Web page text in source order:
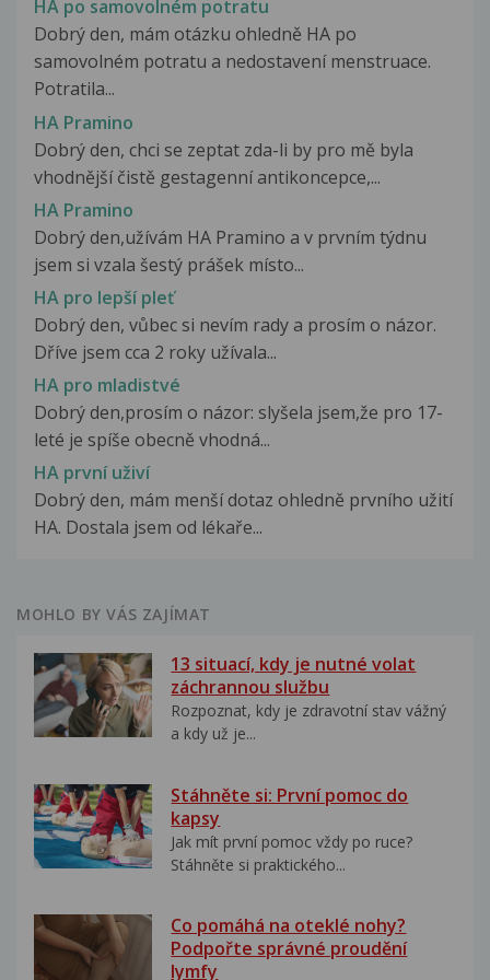
HA po samovolném potratu
Dobrý den, mám otázku ohledně HA po
samovolném potratu a nedostavení menstruace.
Potratila...
HA Pramino
Dobrý den, chci se zeptat zda-li by pro mě byla
vhodnější čistě gestagenní antikoncepce,...
HA Pramino
Dobrý den,užívám HA Pramino a v prvním týdnu
jsem si vzala šestý prášek místo...
HA pro lepší pleť
Dobrý den, vůbec si nevím rady a prosím o názor.
Dříve jsem cca 2 roky užívala...
HA pro mladistvé
Dobrý den,prosím o názor: slyšela jsem,že pro 17-
leté je spíše obecně vhodná...
HA první uživí
Dobrý den, mám menší dotaz ohledně prvního užití
HA. Dostala jsem od lékaře...
MOHLO BY VÁS ZAJÍMAT
13 situací, kdy je nutné volat
záchrannou službu
Rozpoznat, kdy je zdravotní stav vážný
a kdy už je...
Stáhněte si: První pomoc do
kapsy
Jak mít první pomoc vždy po ruce?
Stáhněte si praktického...
Co pomáhá na oteklé nohy?
Podpořte správné proudění
lymfy